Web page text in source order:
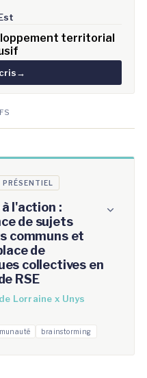
territorial
→
PRÉSENTIEL
l'action :
de sujets
communs et
de
collectives en
RSE
Lorraine x Unys
brainstorming